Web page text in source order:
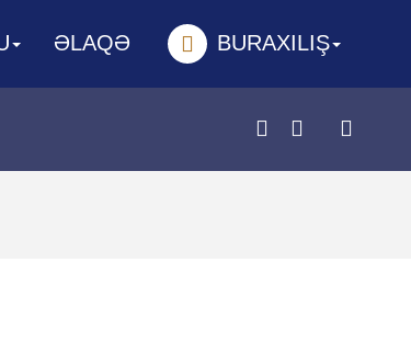
ƏLAQƏ BURAXILIŞ